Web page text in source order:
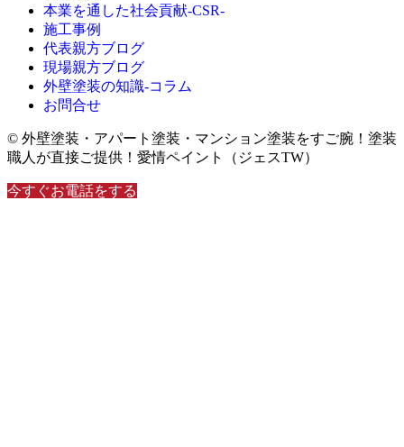
本業を通した社会貢献-CSR-
施工事例
代表親方ブログ
現場親方ブログ
外壁塗装の知識‐コラム
お問合せ
© 外壁塗装・アパート塗装・マンション塗装をすご腕！塗装
職人が直接ご提供！愛情ペイント（ジェスTW）
今すぐお電話をする